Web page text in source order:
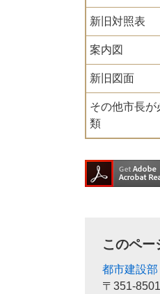
新旧対照表
案内図
新旧図面
その他市長
類
このペー
都市建設部
〒351-8501